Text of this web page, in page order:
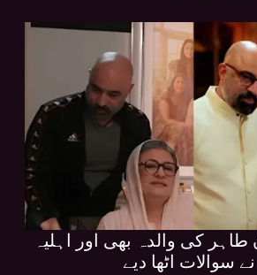
کی والدہ بھی اور اہلیہ
سوالات اٹھا دیے